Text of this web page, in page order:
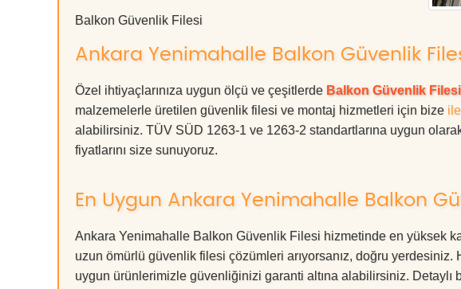
Balkon Güvenlik Filesi
Ankara Yenimahalle Balkon Güvenlik
Özel ihtiyaçlarınıza uygun ölçü ve çeşitlerde Balkon Güvenlik Filesi
malzemelerle üretilen güvenlik filesi ve montaj hizmetleri için bize
alabilirsiniz. TÜV SÜD 1263-1 ve 1263-2 standartlarına uygun
fiyatlarını size sunuyoruz.
En Uygun Ankara Yenimahalle Balkon
Ankara Yenimahalle Balkon Güvenlik Filesi hizmetinde en yüksek
uzun ömürlü güvenlik filesi çözümleri arıyorsanız, doğru
uygun ürünlerimizle güvenliğinizi garanti altına alabilirsiniz. Detaylı